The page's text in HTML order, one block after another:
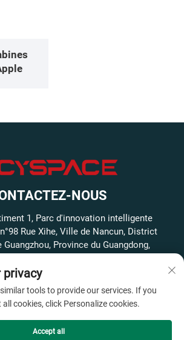
NOUS
1, Parc d'innovation intelligente
Rue Xihe, Ville de Nancun, District
Guangzhou, Province du Guangdong,
Cyspace Intelligent Equipment Co.,Ltd
privacy
tools to provide our services. If you
cookies, click Personalize cookies.
Accept all